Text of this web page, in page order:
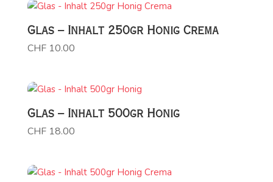
Glas – Inhalt 250gr Honig Crema
CHF10.00
Glas – Inhalt 500gr Honig
CHF18.00